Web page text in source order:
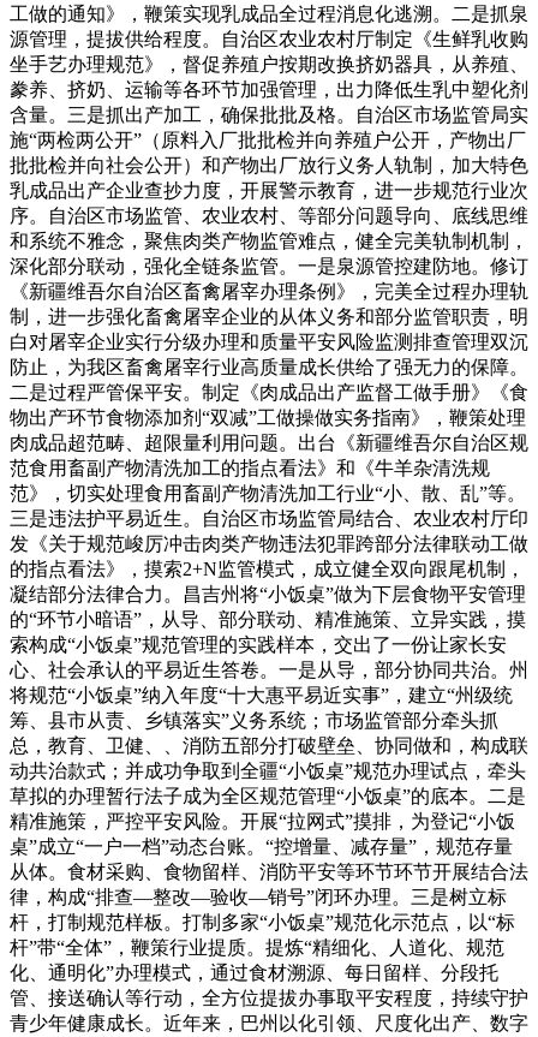
工做的通知》，鞭策实现乳成品全过程消息化逃溯。二是抓泉
源管理，提拔供给程度。自治区农业农村厅制定《生鲜乳收购
坐手艺办理规范》，督促养殖户按期改换挤奶器具，从养殖、
豢养、挤奶、运输等各环节加强管理，出力降低生乳中塑化剂
含量。三是抓出产加工，确保批批及格。自治区市场监管局实
施“两检两公开”（原料入厂批批检并向养殖户公开，产物出厂
批批检并向社会公开）和产物出厂放行义务人轨制，加大特色
乳成品出产企业查抄力度，开展警示教育，进一步规范行业次
序。自治区市场监管、农业农村、等部分问题导向、底线思维
和系统不雅念，聚焦肉类产物监管难点，健全完美轨制机制，
深化部分联动，强化全链条监管。一是泉源管控建防地。修订
《新疆维吾尔自治区畜禽屠宰办理条例》，完美全过程办理轨
制，进一步强化畜禽屠宰企业的从体义务和部分监管职责，明
白对屠宰企业实行分级办理和质量平安风险监测排查管理双沉
防止，为我区畜禽屠宰行业高质量成长供给了强无力的保障。
二是过程严管保平安。制定《肉成品出产监督工做手册》《食
物出产环节食物添加剂“双减”工做操做实务指南》，鞭策处理
肉成品超范畴、超限量利用问题。出台《新疆维吾尔自治区规
范食用畜副产物清洗加工的指点看法》和《牛羊杂清洗规
范》，切实处理食用畜副产物清洗加工行业“小、散、乱”等。
三是违法护平易近生。自治区市场监管局结合、农业农村厅印
发《关于规范峻厉冲击肉类产物违法犯罪跨部分法律联动工做
的指点看法》，摸索2+N监管模式，成立健全双向跟尾机制，
凝结部分法律合力。昌吉州将“小饭桌”做为下层食物平安管理
的“环节小暗语”，从导、部分联动、精准施策、立异实践，摸
索构成“小饭桌”规范管理的实践样本，交出了一份让家长安
心、社会承认的平易近生答卷。一是从导，部分协同共治。州
将规范“小饭桌”纳入年度“十大惠平易近实事”，建立“州级统
筹、县市从责、乡镇落实”义务系统；市场监管部分牵头抓
总，教育、卫健、、消防五部分打破壁垒、协同做和，构成联
动共治款式；并成功争取到全疆“小饭桌”规范办理试点，牵头
草拟的办理暂行法子成为全区规范管理“小饭桌”的底本。二是
精准施策，严控平安风险。开展“拉网式”摸排，为登记“小饭
桌”成立“一户一档”动态台账。“控增量、减存量”，规范存量
从体。食材采购、食物留样、消防平安等环节环节开展结合法
律，构成“排查—整改—验收—销号”闭环办理。三是树立标
杆，打制规范样板。打制多家“小饭桌”规范化示范点，以“标
杆”带“全体”，鞭策行业提质。提炼“精细化、人道化、规范
化、通明化”办理模式，通过食材溯源、每日留样、分段托
管、接送确认等行动，全方位提拔办事取平安程度，持续守护
青少年健康成长。近年来，巴州以化引领、尺度化出产、数字